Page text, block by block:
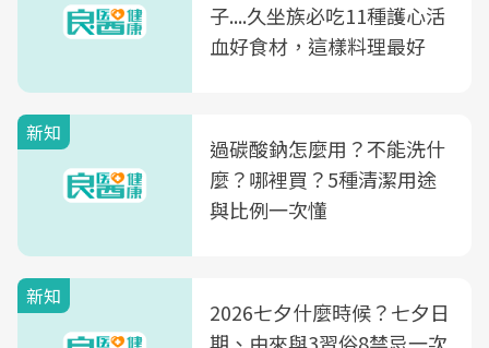
子....久坐族必吃11種護心活
血好食材，這樣料理最好
新知
過碳酸鈉怎麼用？不能洗什
麼？哪裡買？5種清潔用途
與比例一次懂
新知
2026七夕什麼時候？七夕日